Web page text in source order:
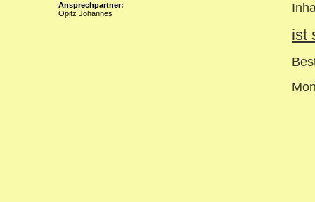
Ansprechpartner:
Opitz Johannes
ist